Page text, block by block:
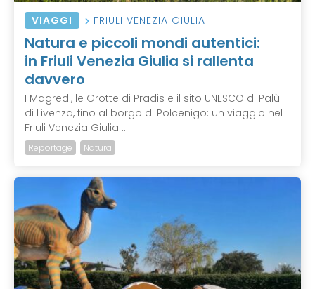
VIAGGI FRIULI VENEZIA GIULIA
Natura e piccoli mondi autentici:
in Friuli Venezia Giulia si rallenta
davvero
I Magredi, le Grotte di Pradis e il sito UNESCO di Palù
di Livenza, fino al borgo di Polcenigo: un viaggio nel
Friuli Venezia Giulia ...
Reportage Natura